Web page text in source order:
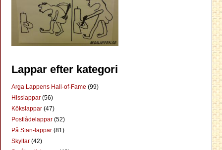
Lappar efter kategori
Arga Lappens Hall-of-Fame (99)
Hisslappar (56)
Kökslappar (47)
Postlådelappar (52)
På Stan-lappar (81)
Skyltar (42)